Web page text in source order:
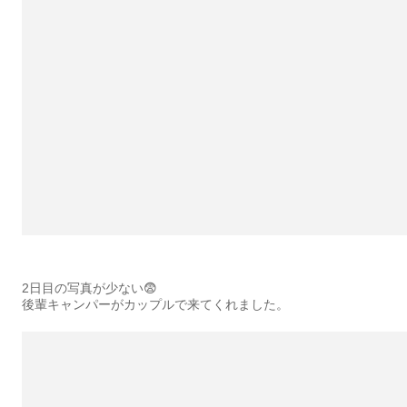
2日目の写真が少ない😨
後輩キャンパーがカップルで来てくれました。